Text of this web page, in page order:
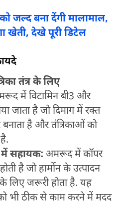
जल्द बना देंगी मालामाल,
खेती, देखे पूरी डिटेल
तंत्र के लिए
में विटामिन बी3 और
जाता है जो दिमाग में रक्त
है और तंत्रिकाओं को
में सहायक: अमरूद में कॉपर
है जो हार्मोन के उत्पादन
जरूरी होता है. यह
को भी ठीक से काम करने में मदद